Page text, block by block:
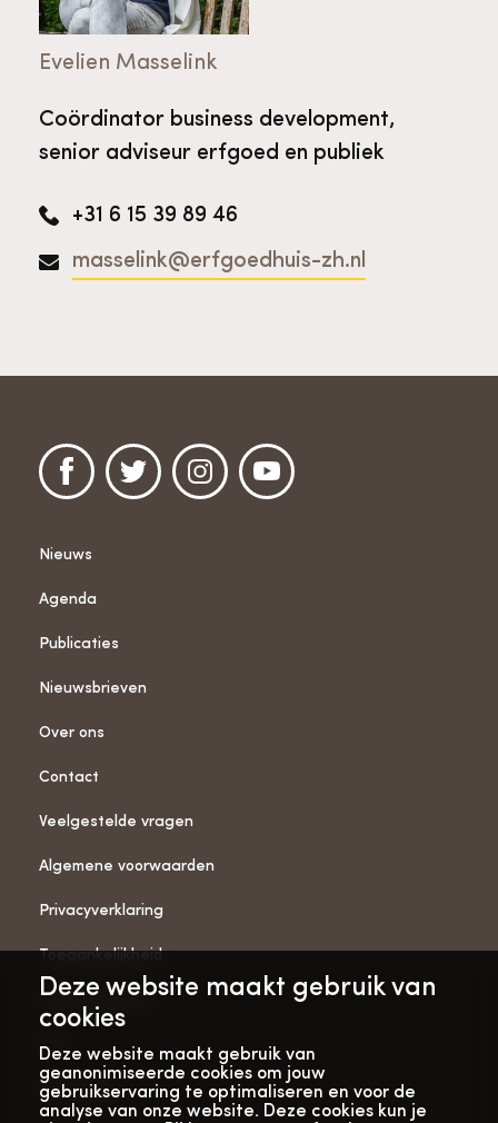
Deze website maakt gebruik van
cookies
Deze website maakt gebruik van
geanonimiseerde cookies om jouw
gebruikservaring te optimaliseren en voor de
analyse van onze website. Deze cookies kun je
Evelien Masselink
Coördinator business development,
senior adviseur erfgoed en publiek
+31 6 15 39 89 46
masselink@erfgoedhuis-zh.nl
Nieuws
Agenda
Publicaties
Nieuwsbrieven
Over ons
Contact
Veelgestelde vragen
Algemene voorwaarden
Privacyverklaring
Toegankelijkheid
ANBI-gegevens
Pers
Vacatures